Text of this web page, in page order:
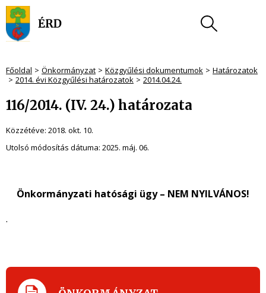
Főoldal Önkormányzat Közgyűlési dokumentumok
Határozatok
2014. évi Közgyűlési határozatok
2014.04.24.
116/2014. (IV. 24.) határozata
Közzétéve: 2018. okt. 10.
Utolsó módosítás dátuma: 2025. máj. 06.
Önkormányzati hatósági ügy – NEM NYILVÁNOS!
.